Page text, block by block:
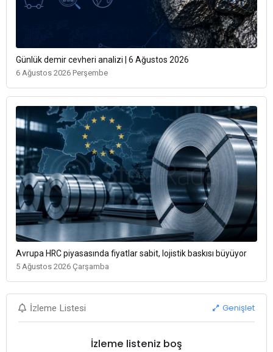
Günlük demir cevheri analizi | 6 Ağustos 2026
6 Ağustos 2026 Perşembe
Avrupa HRC piyasasında fiyatlar sabit, lojistik baskısı büyüyor
5 Ağustos 2026 Çarşamba
İzleme Listesi Genişlet
İzleme listeniz boş